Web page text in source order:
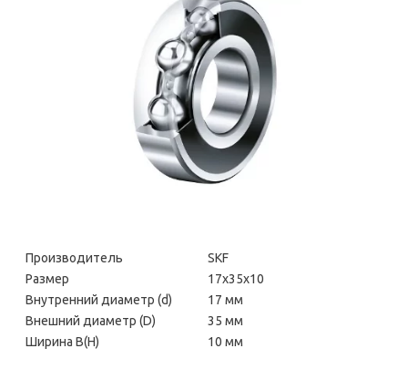
Производитель
SKF
Размер
17х35х10
Внутренний диаметр (d)
17 мм
Внешний диаметр (D)
35 мм
Ширина В(H)
10 мм